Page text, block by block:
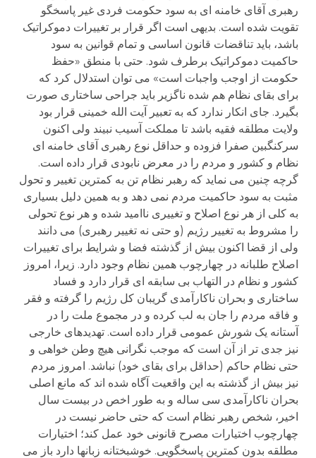
رهبری آقای خامنه ای به سود حکومت فردی غیر پاسخگو
تقویت شده است. بدیهی است اگر قرار بر تغییرات دموکراتیک
باشد، باید تناقضات قانون اساسی و تمام قوانین به سود
حاکمیت دموکراتیک برطرف شود. حتی با منطق «حفظ
حکومت از اوجب واجبات است» می توان استدلال کرد که
برای بقای نظام هم شده ناگزیر باید جراحی ساختاری صورت
بگیرد. جای انکار ندارد که به تعبیر آیت الله خمینی قرار بود
ولایت مطلقه فقیه باشد تا مملکت آسیب نبیند ولی اکنون
سرکنگبین صفرا فزوده و حداقل نوع رهبری آقای خامنه ای
نظام و کشور و مردم را در معرض نابودی قرار داده است.
گرچه چنین می نماید که رهبر نظام تن به کمترین تغییر و تحول
مثبت به سود حاکمیت مردم نمی دهد و به همین دلیل بسیاری
به کلی از هر نوع اصلاح و تغییری ناامید شده و هر نوع تحولی
را مشروط به تغییر رژیم (و حتی نه تغییر رهبری) می دانند
ولی از قضا اکنون بیش از گذشته فضا و شرایط برای تغییرات
اصلاح طلبانه در چهارچوب همین نظام وجود دارد. زیرا، امروز
کشور و نظام در التهاب بی سابقه ای قرار دارد و فساد
ساختاری و بحران ناکارآمدی گریبان کل رژیم را گرفته و فقر
و فاقه مردم را جان به لب کرده و در مجموع ملت را در
آستانه یک شورش عمومی قرار داده است. تهدیدهای خارجی
نیز جدی تر از آن است که موجب نگرانی هیچ وطن خواهی و
حتی نظام حاکم (حداقل برای بقای خود) نباشد. امروز مردم
نیز بیش از گذشته به این واقعیت آگاه شده اند که مانع اصلی
بحران ناکارآمدی سی ساله و به طور اخص در بیست سال
اخیر، شخص رهبر نظام است که حتی حاضر نیست در
چهارچوب اختیارات مصرح قانونی خود عمل کند؛ اختیارات
مطلقه بدون کمترین پاسخگویی. خوشبختانه زبانها دارد باز می